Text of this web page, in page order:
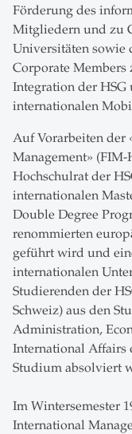
Förderung des
Mitgliedern und zu
Universitäten sowie
Corporate
Integration der
internationalen
Auf Vorarbeiten der
Management» (FIM-
Hochschulrat der
internationalen
Double Degree
renommierten
geführt wird und
internationalen
Studierenden der
Schweiz) aus den
Administration,
International Affairs
Studium absolviert
Im Wintersemester
International